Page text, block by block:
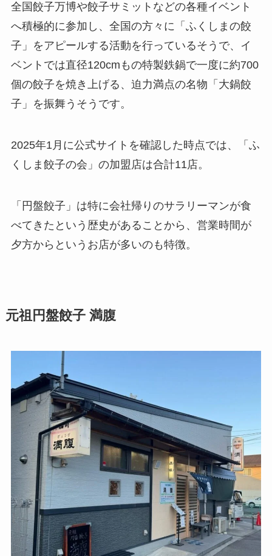
全国餃子万博や餃子サミットなどの各種イベント
へ積極的に参加し、全国の方々に「ふくしまの餃
子」をアピールする活動を行っているそうで、イ
ベントでは直径120cmもの特製鉄鍋で一度に約700
個の餃子を焼き上げる、迫力満点の名物「大鍋餃
子」を振舞うそうです。
2025年1月に公式サイトを確認した時点では、「ふ
くしま餃子の会」の加盟店は合計11店。
「円盤餃子」は特に会社帰りのサラリーマンが食
べてきたという歴史があることから、営業時間が
夕方からというお店が多いのも特徴。
元祖円盤餃子 満腹